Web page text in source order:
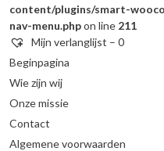
content/plugins/smart-
nav-menu.phpon line 211
Mijn verlanglijst – 0
Beginpagina
Wie zijn wij
Onze missie
Contact
Algemene voorwaarden